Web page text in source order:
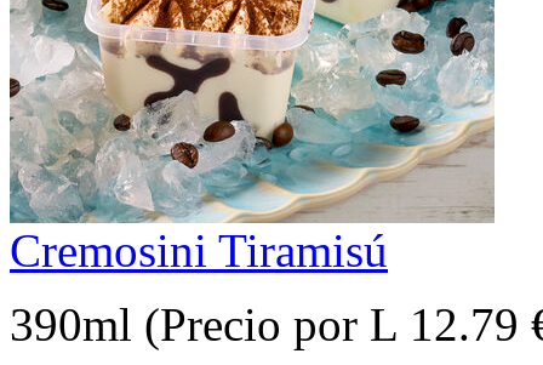
Cremosini Tiramisú
390ml (Precio por L 12.79